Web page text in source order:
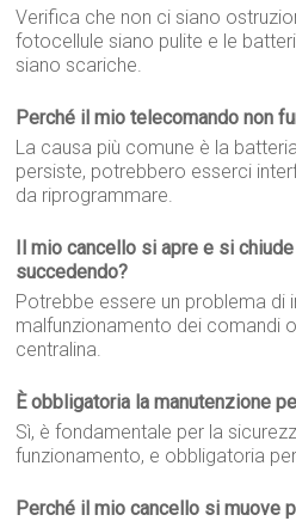
Verifica che non ci siano
fotocellule siano pulite e le
siano scariche.
Perché il mio telecomando non
La causa più comune è la
persiste, potrebbero esserci
da riprogrammare.
Il mio cancello si apre e si
succedendo?
Potrebbe essere un problema di
malfunzionamento dei comandi
centralina.
È obbligatoria la manutenzione
Sì, è fondamentale per la
funzionamento, e obbligatoria
Perché il mio cancello si muove